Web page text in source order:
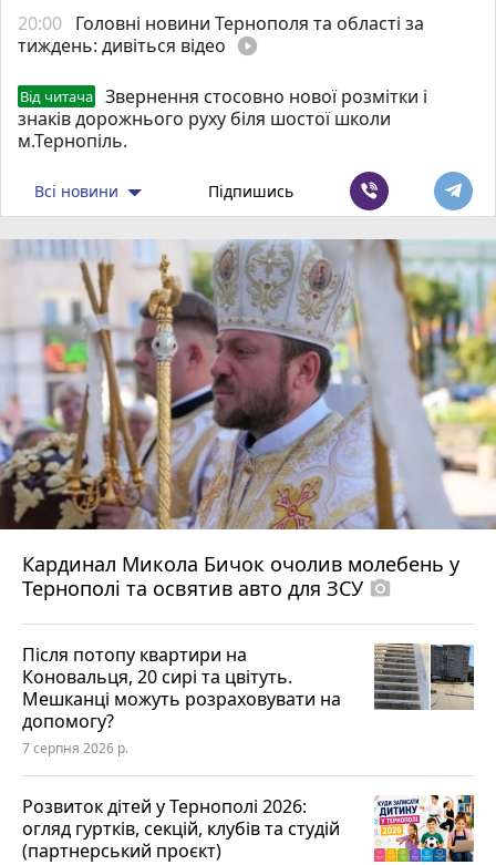
20:00 Головні новини Тернополя та області за
тиждень: дивіться відео play_circle_filled
Від читача
Звернення стосовно нової розмітки і
знаків дорожнього руху біля шостої школи
м.Тернопіль.
Всі новини Підпишись
Кардинал Микола Бичок очолив молебень у
Тернополі та освятив авто для ЗСУ photo_camera
Після потопу квартири на
Коновальця, 20 сирі та цвітуть.
Мешканці можуть розраховувати на
допомогу?
7 серпня 2026 р.
Розвиток дітей у Тернополі 2026:
огляд гуртків, секцій, клубів та студій
(партнерський проєкт)